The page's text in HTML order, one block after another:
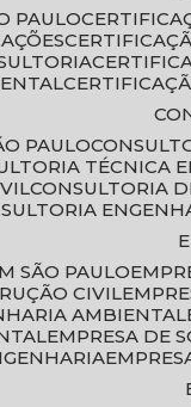
PAULO
PAULO
TÉCNICA
CONSULTORIA
SÃO PAULO
CIVIL
AMBIENTAL
EMPRESA DE